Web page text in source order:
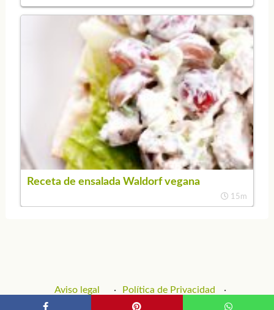
Receta de ensalada Waldorf vegana
15m
Aviso legal
Política de Privacidad
Política de Cookies
Contacto y Publicidad